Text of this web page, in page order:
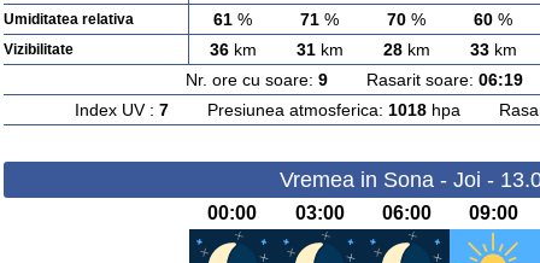
Umiditatea relativa 61 % 71 % 70 % 60 %
Vizibilitate 36km 31km 28km 33km
Nr. ore cu soare: 9Rasarit soare: 06:19
Index UV : 7Presiunea atmosferica: 1018hpa
Vremea in Sona - Joi -
00:00 03:00 06:00 09:00